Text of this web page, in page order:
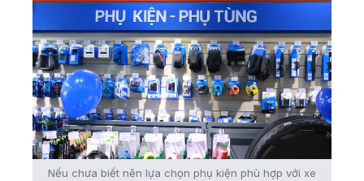
Nếu chưa biết nên lựa chọn phụ kiện phù hợp với xe